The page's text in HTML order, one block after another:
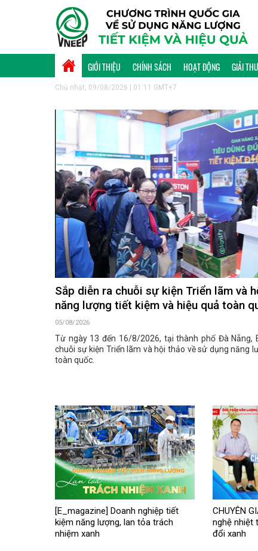
GIỚI THIỆU CHÍNH SÁCH HOẠT ĐỘNG GIẢI
Chủ nhật, 09/08/2026 | 01:11 GMT+7
Sắp diễn ra chuỗi sự kiện Triển lãm và
năng lượng tiết kiệm và hiệu quả toàn
05/08/2026
Từ ngày 13 đến 16/8/2026, tại thành phố Đà Nẵng,
chuỗi sự kiện Triển lãm và hội thảo về sử dụng năng
toàn quốc.
[E_magazine] Doanh nghiệp tiết
kiệm năng lượng, lan tỏa trách
nhiệm xanh
CHUYÊN
nghệ nhiệt
đổi xanh